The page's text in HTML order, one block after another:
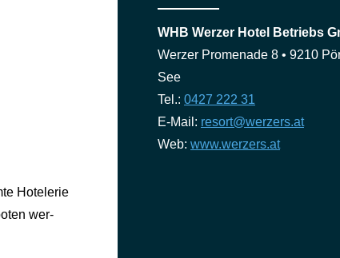
Hotele­rie
wer­
WHB Werzer Hotel Betriebs
Werzer Promenade 8 • 9210
See
Tel.: 0427 222 31
E-Mail: resort@werzers.at
Web: www.werzers.at